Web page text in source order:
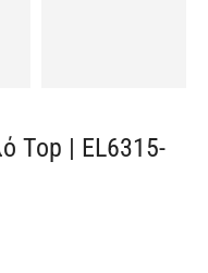
Top | EL6315-